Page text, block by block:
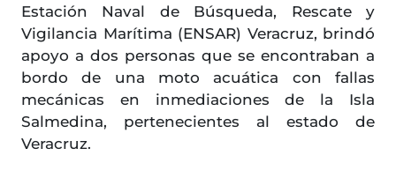
Estación Naval de Búsqueda, Rescate y
Vigilancia Marítima (ENSAR) Veracruz, brindó
apoyo a dos personas que se encontraban a
bordo de una moto acuática con fallas
mecánicas en inmediaciones de la Isla
Salmedina, pertenecientes al estado de
Veracruz.